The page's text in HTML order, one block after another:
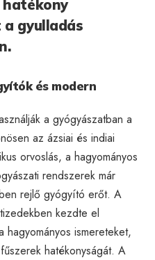
hatékony
gyulladás
és modern
a gyógyászatban a
az ázsiai és indiai
orvoslás, a hagyományos
rendszerek már
rejlő gyógyító erőt. A
kezdte el
hagyományos ismereteket,
hatékonyságát. A